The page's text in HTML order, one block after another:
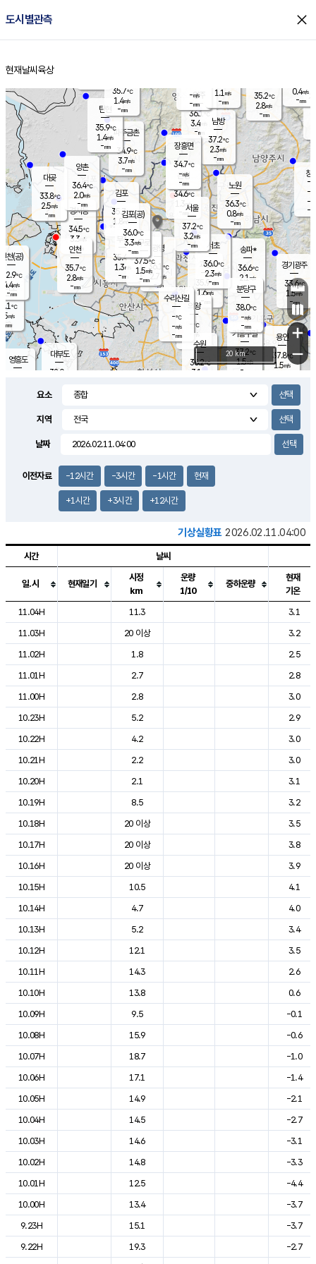
도시별관측 close
홈
현재날씨 육상
의도
℃
m/s
mm
영흥도
양주
36.1℃
3.4
-mm
과천
35.9℃
1.6m/s
- mm
용인
37.8℃
1.5m/s
경기광주
33.6℃
1.5m/s
-mm
3.0m/s
대부도
32.0
경서동
34.5℃
3.3 m/s
-mm
파주금촌
34.9℃
3.7m/s
-mm
35.2℃
2.8m/s
-mm
대곶
33.8℃
2.5m/s
-mm
창
-
-m/
-
탄현
35.9℃
1.4m/s
-mm
0.4m/s
-mm
의왕
- ℃
m/s
mm
김포
35.7℃
1.8 m/s
mm
광명
36.1
℃
2.7 m/s
-mm
부천
35.4℃
1.3m/s
-mm
양촌
36.4℃
2.0m/s
-mm
구로
37.5℃
1.5m/s
-mm
은평
34.6℃
1.3 m/s
- mm
노원
36.3℃
0.8m/s
-mm
송파*
36.6℃
2.1 m/s
-mm
서초
36.0℃
2.3m/s
-mm
남방
37.2℃
2.3m/s
-mm
기흥구갈
37.2℃
1.5m/s
-
수리산길
-℃
-m/s
-mm
분당구
38.0℃
-m/s
-mm
장흥면
34.7℃
-m/s
-mm
-m/s
-mm
인천(공)
32.9℃
4.4m/s
-mm
김포(공)
36.0℃
3.3m/s
-mm
수원
36.2℃
3.1 m/s
인천
35.7℃
2.8m/s
-mm
서울
37.2℃
3.2m/s
-mm
35.7℃
1.4m/s
-mm
1.1 m/s
-mm
+
−
20 km
요소
지역
날짜
이전자료 -12시간 -3시간 -1시간 현재
+1시간 +3시간 +12시간
기상실황표 2026.02.11.04:00
도시별 기상실황표로 지점, 날씨, 기온, 강수, 바람, 기압등을 안내한 표입
시간 날씨
일.시 현재일기
시정
km
운량
1/10
중하운량
현재
기온
11.04H
11.3
3.1
11.03H
20 이상
3.2
11.02H
1.8
2.5
11.01H
2.7
2.8
11.00H
2.8
3.0
10.23H
5.2
2.9
10.22H
4.2
3.0
10.21H
2.2
3.0
10.20H
2.1
3.1
10.19H
8.5
3.2
10.18H
20 이상
3.5
10.17H
20 이상
3.8
10.16H
20 이상
3.9
10.15H
10.5
4.1
10.14H
4.7
4.0
10.13H
5.2
3.4
10.12H
12.1
3.5
10.11H
14.3
2.6
10.10H
13.8
0.6
10.09H
9.5
-0.1
10.08H
15.9
-0.6
10.07H
18.7
-1.0
10.06H
17.1
-1.4
10.05H
14.9
-2.1
10.04H
14.5
-2.7
10.03H
14.6
-3.1
10.02H
14.8
-3.3
10.01H
12.5
-4.4
10.00H
13.4
-3.7
9.23H
15.1
-3.7
9.22H
19.3
-2.7